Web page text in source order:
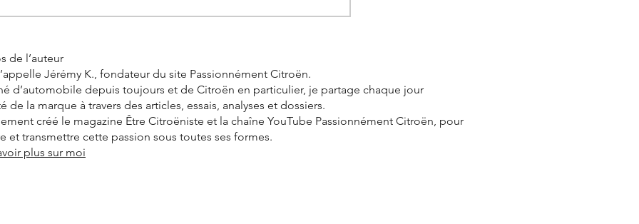
de l’auteur
Jérémy K., fondateur du site Passionnément Citroën.
d’automobile depuis toujours et de Citroën en particulier, je partage chaque jour
de la marque à travers des articles, essais, analyses et dossiers.
créé le magazine Être Citroëniste et la chaîne YouTube Passionnément Citroën, pour
et transmettre cette passion sous toutes ses formes.
plus sur moi